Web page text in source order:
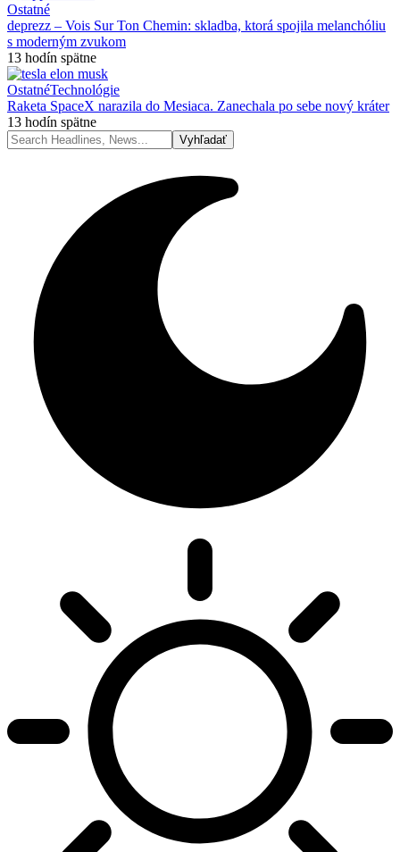
Ostatné
deprezz – Vois Sur Ton Chemin: skladba, ktorá spojila melanchóliu
s moderným zvukom
13 hodín spätne
OstatnéTechnológie
Raketa SpaceX narazila do Mesiaca. Zanechala po sebe nový kráter
13 hodín spätne